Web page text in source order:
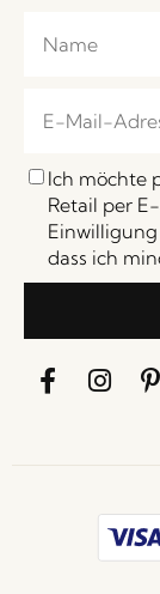
Ich möchte
Retail per
dass ich